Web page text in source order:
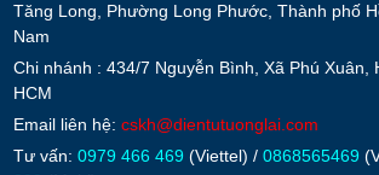
Tăng Long, Phường Long Phước, Thành phố
Nam
Chi nhánh : 434/7 Nguyễn Bình, Xã Phú Xuân,
HCM
Email liên hệ: cskh@dientutuonglai.com
Tư vấn: 0979 466 469 (Viettel) / 0868565469